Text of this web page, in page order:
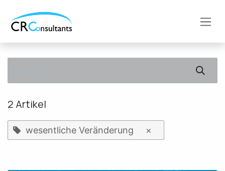
2 Artikel
wesentliche Veränderung ×